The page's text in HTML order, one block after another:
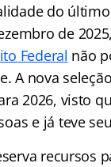
do
de
Federal não
A nova
2026, visto
e já teve
recursos